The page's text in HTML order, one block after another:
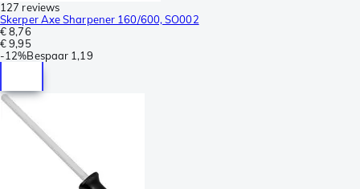
127 reviews
Skerper Axe Sharpener 160/600, SO002
€ 8,76
€ 9,95
-12%Bespaar 1,19